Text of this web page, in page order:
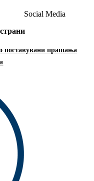
Social Media
поставувани прашања